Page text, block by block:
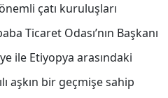
çatı kuruluşları
Ticaret Odası’nın Başkanı
ile Etiyopya arasındaki
aşkın bir geçmişe sahip